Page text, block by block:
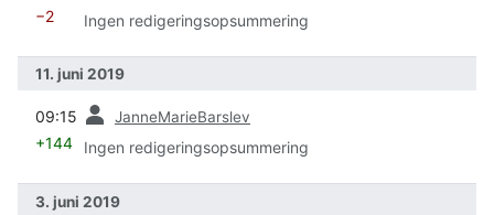
−2 Ingen redigeringsopsummering
11. juni 2019
09:15 JanneMarieBarslev
+144 Ingen redigeringsopsummering
3. juni 2019